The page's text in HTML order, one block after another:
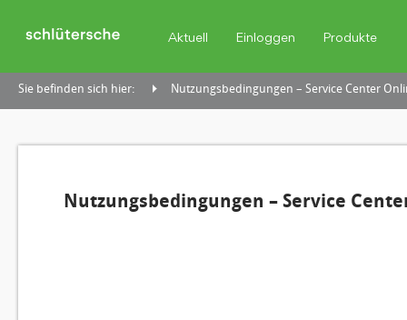
Aktuell Einloggen Produkte
Sie befinden sich hier: Nutzungsbedingungen – Service Center
Nutzungsbedingungen – Service